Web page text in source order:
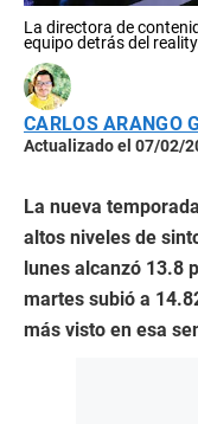
La directora de
equipo detrás del
CARLOS ARANGO
Actualizado el 07/02/
La nueva
altos niveles de
lunes alcanzó 13.8
martes subió a
más visto en esa